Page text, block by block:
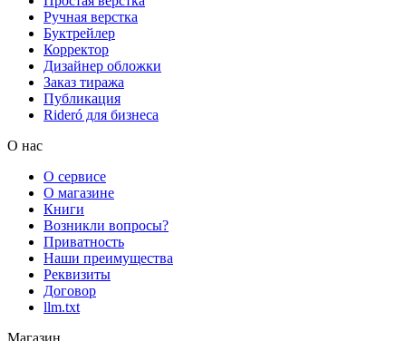
Ручная верстка
Буктрейлер
Корректор
Дизайнер обложки
Заказ тиража
Публикация
Rideró для бизнеса
О нас
О сервисе
О магазине
Книги
Возникли вопросы?
Приватность
Наши преимущества
Реквизиты
Договор
llm.txt
Магазин